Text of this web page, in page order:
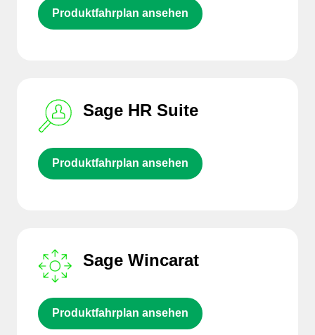
Produktfahrplan ansehen
Sage HR Suite
Produktfahrplan ansehen
Sage Wincarat
Produktfahrplan ansehen